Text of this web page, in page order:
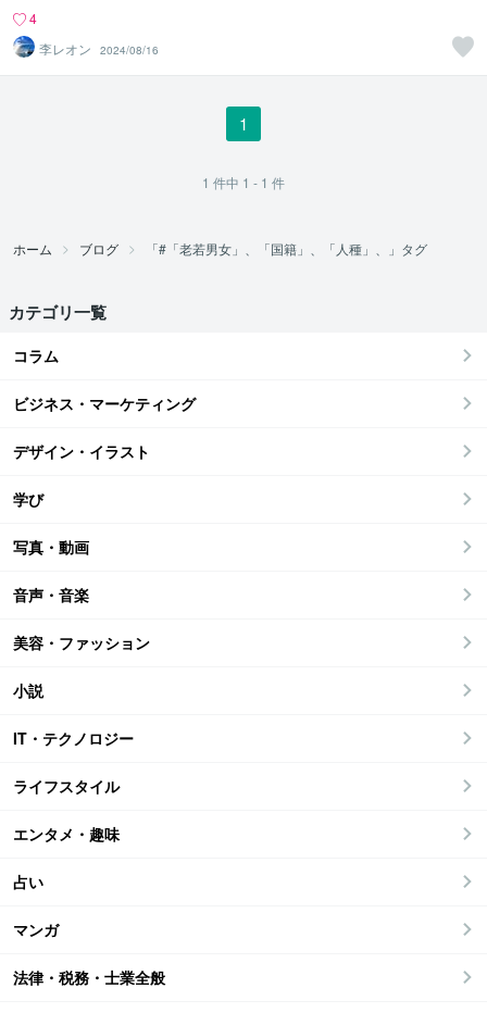
4
李レオン
2024/08/16
1
1 件中 1 - 1 件
ホーム ブログ 「#「老若男女」、「国籍」、「人種」、」タグ
カテゴリ一覧
コラム
ビジネス・マーケティング
デザイン・イラスト
学び
写真・動画
音声・音楽
美容・ファッション
小説
IT・テクノロジー
ライフスタイル
エンタメ・趣味
占い
マンガ
法律・税務・士業全般